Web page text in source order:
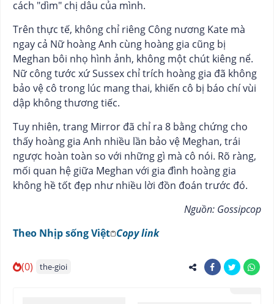
cách "dìm" chị dâu của mình.
Trên thực tế, không chỉ riêng Công nương Kate mà
ngay cả Nữ hoàng Anh cùng hoàng gia cũng bị
Meghan bôi nhọ hình ảnh, không một chút kiêng nể.
Nữ công tước xứ Sussex chỉ trích hoàng gia đã không
bảo vệ cô trong lúc mang thai, khiến cô bị báo chí vùi
dập không thương tiếc.
Tuy nhiên, trang Mirror đã chỉ ra 8 bằng chứng cho
thấy hoàng gia Anh nhiều lần bảo vệ Meghan, trái
ngược hoàn toàn so với những gì mà cô nói. Rõ ràng,
mối quan hệ giữa Meghan với gia đình hoàng gia
không hề tốt đẹp như nhiều lời đồn đoán trước đó.
Nguồn: Gossipcop
Theo Nhịp sống Việt Copy link
(0) the-gioi